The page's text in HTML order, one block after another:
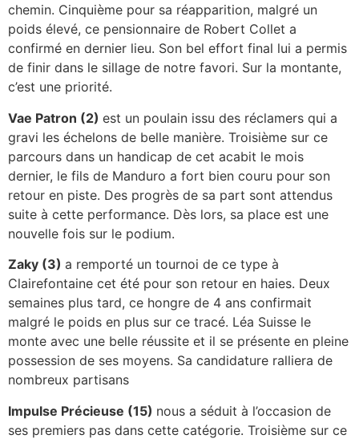
chemin. Cinquième pour sa réapparition, malgré un
poids élevé, ce pensionnaire de Robert Collet a
confirmé en dernier lieu. Son bel effort final lui a permis
de finir dans le sillage de notre favori. Sur la montante,
c’est une priorité.
Vae Patron (2) est un poulain issu des réclamers qui a
gravi les échelons de belle manière. Troisième sur ce
parcours dans un handicap de cet acabit le mois
dernier, le fils de Manduro a fort bien couru pour son
retour en piste. Des progrès de sa part sont attendus
suite à cette performance. Dès lors, sa place est une
nouvelle fois sur le podium.
Zaky (3) a remporté un tournoi de ce type à
Clairefontaine cet été pour son retour en haies. Deux
semaines plus tard, ce hongre de 4 ans confirmait
malgré le poids en plus sur ce tracé. Léa Suisse le
monte avec une belle réussite et il se présente en pleine
possession de ses moyens. Sa candidature ralliera de
nombreux partisans
Impulse Précieuse (15) nous a séduit à l’occasion de
ses premiers pas dans cette catégorie. Troisième sur ce